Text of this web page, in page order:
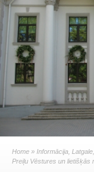
Home » Informācija Latgale
Preiļu Vēstures un lietišķās